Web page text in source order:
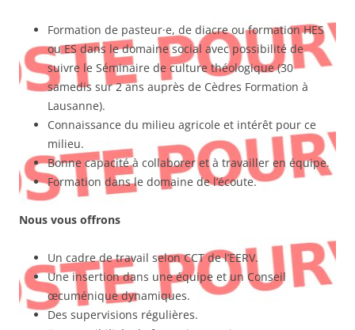
Formation de pasteur·e, de diacre ou formation HES
ou ES dans le domaine social avec possibilité de
suivre le Séminaire de culture théologique (30
samedis sur 2 ans auprès de Cèdres Formation à
Lausanne).
Connaissance du milieu agricole et intérêt pour ce
milieu.
Bonne capacité à collaborer et à travailler en équipe.
Formation dans le domaine de l’écoute.
Nous vous offrons
Un cadre de travail selon CCT de l’EERV.
Une insertion dans une équipe et un Conseil
œcuménique dynamiques.
Des supervisions régulières.